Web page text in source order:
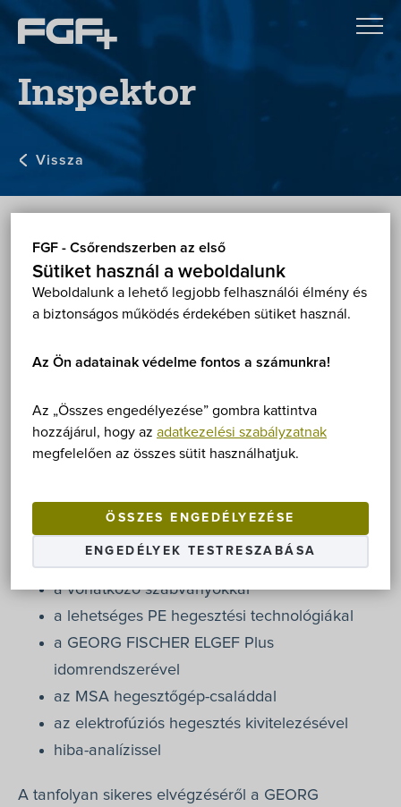
FGF - Csőrendszerben az első
Sütiket használ a weboldalunk
Weboldalunk a lehető legjobb felhasználói élmény és
a biztonságos működés érdekében sütiket használ.
Az Ön adatainak védelme fontos a számunkra!
Az „Összes engedélyezése” gombra kattintva
hozzájárul, hogy az adatkezelési szabályzatnak
megfelelően az összes sütit használhatjuk.
ÖSSZES ENGEDÉLYEZÉSE
ENGEDÉLYEK TESTRESZABÁSA
Inspektor
Vissza
Irányítók,
művezetők képzése
dolgozó irányítók, művezetők megismerkednek:
a vonatkozó szabványokkal
a lehetséges PE hegesztési technológiákal
a GEORG FISCHER ELGEF Plus
idomrendszerével
az MSA hegesztőgép-családdal
az elektrofúziós hegesztés kivitelezésével
hiba-analízissel
A tanfolyan sikeres elvégzéséről a GEORG
Korong u. 32.Térkép
megfelelő számú jelentkező esetén az igénylő
telephelyén